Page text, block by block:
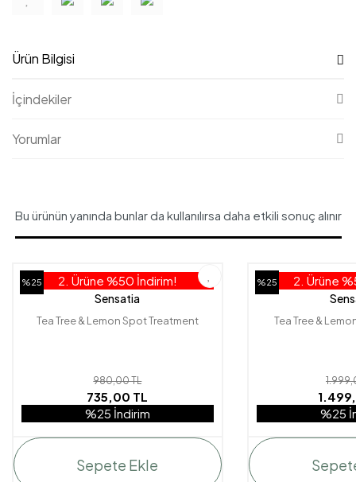
Ürün Bilgisi
İçindekiler
Yorumlar
Bu ürünün yanında bunlar da kullanılırsa daha etkili sonuç alınır
%25 2. Ürüne %50 İndirim!
Sensatia
Tea Tree & Lemon Spot Treatment
980,00 TL
735,00 TL
%25 İndirim
Sepete Ekle
%25 2. Ürüne
Tea Tree &
%25